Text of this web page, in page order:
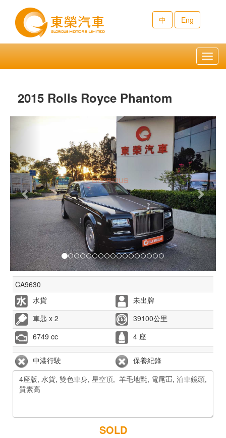
中 Eng
2015 Rolls Royce Phantom
Previous Next
CA9630
水貨
未出牌
車匙 x 2
39100公里
6749 cc
4 座
中港行駛 保養紀錄
SOLD